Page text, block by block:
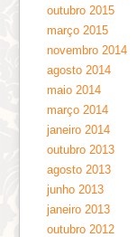
outubro 2015
março 2015
novembro 2014
agosto 2014
maio 2014
março 2014
janeiro 2014
outubro 2013
agosto 2013
junho 2013
janeiro 2013
outubro 2012